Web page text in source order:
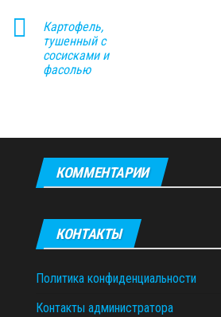
Картофель,
тушенный с
сосисками и
фасолью
КОММЕНТАРИИ
КОНТАКТЫ
Политика конфиденциальности
Контакты администратора